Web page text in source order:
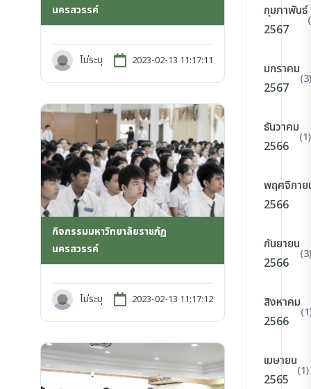
นครสวรรค์
ไม่ระบุ 2023-02-13 11:17:11
กิจกรรมมหาวิทยาลัยราชภัฏ
นครสวรรค์
ไม่ระบุ 2023-02-13 11:17:12
กุมภาพันธ์
2567
มกราคม
2567
(3)
ธันวาคม
2566
(1)
พฤศจิกาย
2566
กันยายน
2566
(3)
สิงหาคม
2566
เมษายน
2565
(1)